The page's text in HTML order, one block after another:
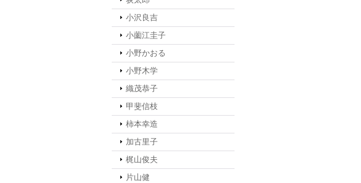
小沢良吉
小薗江圭子
小野かおる
小野木学
織茂恭子
甲斐信枝
柿本幸造
加古里子
梶山俊夫
片山健